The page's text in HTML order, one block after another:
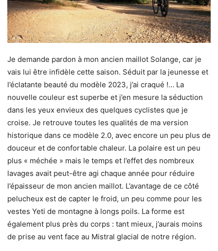
Je demande pardon à mon ancien maillot Solange, car je
vais lui être infidèle cette saison. Séduit par la jeunesse et
l’éclatante beauté du modèle 2023, j’ai craqué !… La
nouvelle couleur est superbe et j’en mesure la séduction
dans les yeux envieux des quelques cyclistes que je
croise. Je retrouve toutes les qualités de ma version
historique dans ce modèle 2.0, avec encore un peu plus de
douceur et de confortable chaleur. La polaire est un peu
plus « méchée » mais le temps et l’effet des nombreux
lavages avait peut-être agi chaque année pour réduire
l’épaisseur de mon ancien maillot. L’avantage de ce côté
pelucheux est de capter le froid, un peu comme pour les
vestes Yeti de montagne à longs poils. La forme est
également plus près du corps : tant mieux, j’aurais moins
de prise au vent face au Mistral glacial de notre région.